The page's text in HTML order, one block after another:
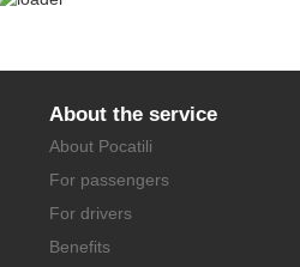
About the service
About Pocatili
For passengers
For drivers
Benefits